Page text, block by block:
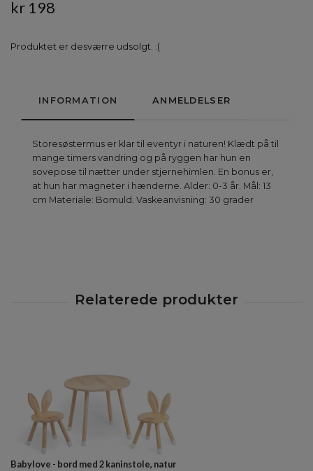
kr 198
Produktet er desværre udsolgt. :(
INFORMATION ANMELDELSER
Storesøstermus er klar til eventyr i naturen! Klædt på til
mange timers vandring og på ryggen har hun en
sovepose til nætter under stjernehimlen. En bonus er,
at hun har magneter i hænderne. Alder: 0-3 år. Mål: 13
cm Materiale: Bomuld. Vaskeanvisning: 30 grader
Babylove - bord med 2 kaninstole, natur